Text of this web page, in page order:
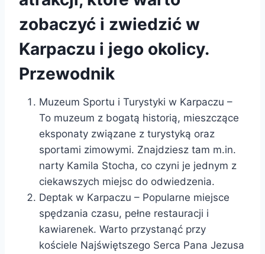
zobaczyć i zwiedzić w
Karpaczu i jego okolicy.
Przewodnik
Muzeum Sportu i Turystyki w Karpaczu –
To muzeum z bogatą historią, mieszczące
eksponaty związane z turystyką oraz
sportami zimowymi. Znajdziesz tam m.in.
narty Kamila Stocha, co czyni je jednym z
ciekawszych miejsc do odwiedzenia.
Deptak w Karpaczu – Popularne miejsce
spędzania czasu, pełne restauracji i
kawiarenek. Warto przystanąć przy
kościele Najświętszego Serca Pana Jezusa